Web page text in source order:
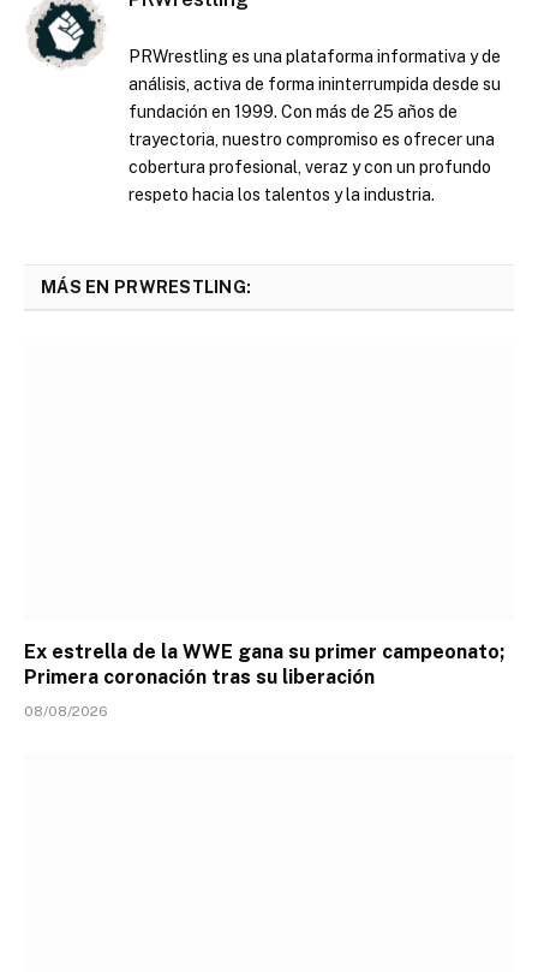
PRWrestling es una plataforma informativa y de
análisis, activa de forma ininterrumpida desde su
fundación en 1999. Con más de 25 años de
trayectoria, nuestro compromiso es ofrecer una
cobertura profesional, veraz y con un profundo
respeto hacia los talentos y la industria.
MÁS EN PRWRESTLING:
Ex estrella de la WWE gana su primer campeonato;
Primera coronación tras su liberación
08/08/2026